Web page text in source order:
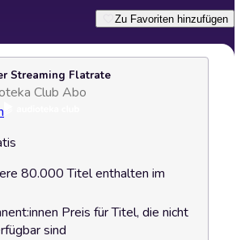
Zu Favoriten hinzufügen
Streaming Flatrate
Club Abo
80.000 Titel enthalten im
Preis für Titel, die nicht
sind